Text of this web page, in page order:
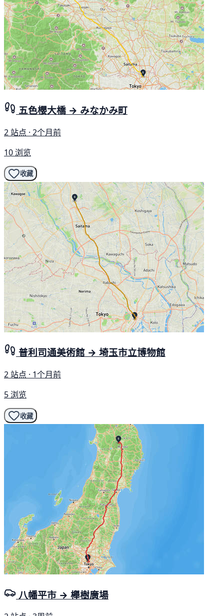
五色櫻大橋 → みなかみ町
2 站点 · 2个月前
10 浏览
收藏
普利司通美術館 → 埼玉市立博物館
2 站点 · 1个月前
5 浏览
收藏
八幡平市 → 櫸樹廣場